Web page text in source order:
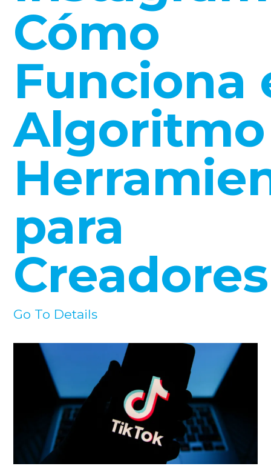
Cómo
Funciona
para
Creadores
Go To Details